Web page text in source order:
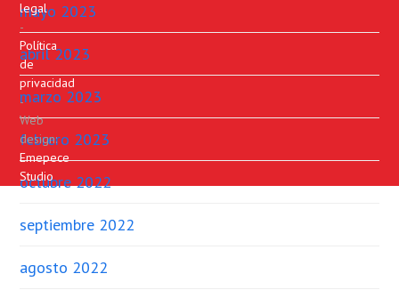
mayo 2023
abril 2023
marzo 2023
febrero 2023
octubre 2022
septiembre 2022
agosto 2022
legal
-
Política
de
privacidad
-
Web
design:
Emepece
Studio